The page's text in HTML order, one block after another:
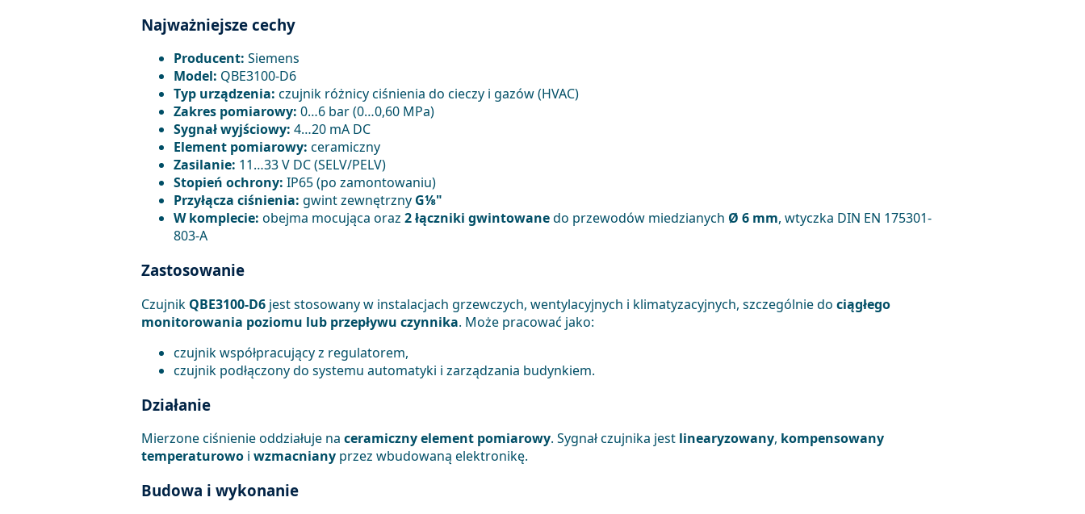
Najważniejsze cechy
Producent: Siemens
Model: QBE3100-D6
Typ urządzenia: czujnik różnicy ciśnienia do cieczy i gazów (HVAC)
Zakres pomiarowy: 0…6 bar (0…0,60 MPa)
Sygnał wyjściowy: 4…20 mA DC
Element pomiarowy: ceramiczny
Zasilanie: 11…33 V DC (SELV/PELV)
Stopień ochrony: IP65 (po zamontowaniu)
Przyłącza ciśnienia: gwint zewnętrzny G⅛"
W komplecie: obejma mocująca oraz 2 łączniki gwintowanedo przewodów miedzianych Ø 6 mm, wtyczka DIN EN 175301-
803-A
Zastosowanie
Czujnik QBE3100-D6jest stosowany w instalacjach grzewczych, wentylacyjnych i klimatyzacyjnych, szczególnie do ciągłego
monitorowania poziomu lub przepływu czynnika. Może pracować jako:
czujnik współpracujący z regulatorem,
czujnik podłączony do systemu automatyki i zarządzania budynkiem.
Działanie
Mierzone ciśnienie oddziałuje na ceramiczny element pomiarowy. Sygnał czujnika jest linearyzowany, kompensowany
temperaturowoi wzmacnianyprzez wbudowaną elektronikę.
Budowa i wykonanie